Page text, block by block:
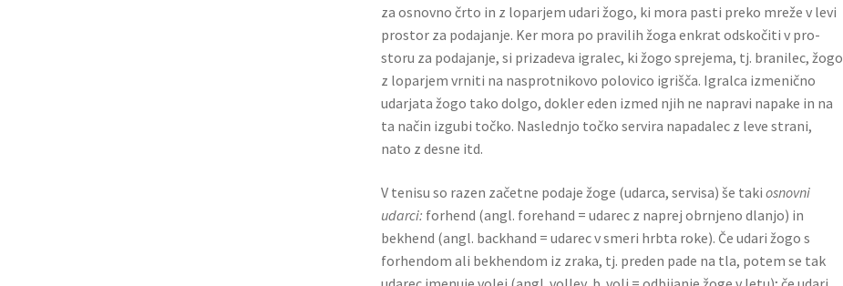
za osnovno črto in z loparjem udari žogo, ki mora pasti preko mreže v levi
prostor za podajanje. Ker mora po pravilih žoga enkrat odskočiti v pro­
storu za podajanje, si prizadeva igralec, ki žogo sprejema, tj. branilec, žogo
z loparjem vrniti na nasprotnikovo polovico igrišča. Igralca izmenično
udarjata žogo tako dolgo, dokler eden izmed njih ne napravi napake in na
ta način izgubi točko. Naslednjo točko servira napadalec z leve strani,
nato z desne itd.
V tenisu so razen začetne podaje žoge (udarca, servisa) še taki osnovni
udarci: forhend (angl. forehand = udarec z naprej obrnjeno dlanjo) in
bekhend (angl. backhand = udarec v smeri hrbta roke). Če udari žogo s
forhendom ali bekhendom iz zraka, tj. preden pade na tla, potem se tak